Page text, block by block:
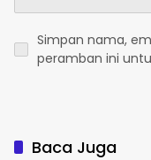
Simpan nama,
peramban ini
Baca Juga